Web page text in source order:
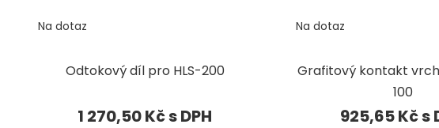
Odtokový díl pro HLS-200
Na dotaz
1 270,50 Kč
Grafitový kontakt
100
Na dotaz
925,65 Kč